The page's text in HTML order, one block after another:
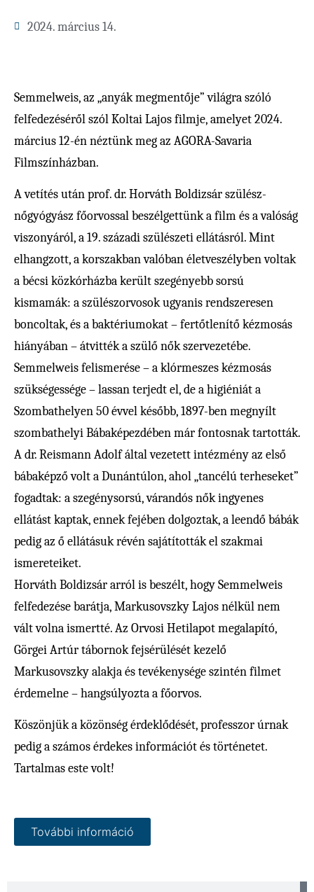
2024. március 14.
Semmelweis, az „anyák megmentője” világra szóló
felfedezéséről szól Koltai Lajos filmje, amelyet 2024.
március 12-én néztünk meg az AGORA-Savaria
Filmszínházban.
A vetítés után prof. dr. Horváth Boldizsár szülész-
nőgyógyász főorvossal beszélgettünk a film és a valóság
viszonyáról, a 19. századi szülészeti ellátásról. Mint
elhangzott, a korszakban valóban életveszélyben voltak
a bécsi közkórházba került szegényebb sorsú
kismamák: a szülészorvosok ugyanis rendszeresen
boncoltak, és a baktériumokat – fertőtlenítő kézmosás
hiányában – átvitték a szülő nők szervezetébe.
Semmelweis felismerése – a klórmeszes kézmosás
szükségessége – lassan terjedt el, de a higiéniát a
Szombathelyen 50 évvel később, 1897-ben megnyílt
szombathelyi Bábaképezdében már fontosnak tartották.
A dr. Reismann Adolf által vezetett intézmény az első
bábaképző volt a Dunántúlon, ahol „tancélú terheseket”
fogadtak: a szegénysorsú, várandós nők ingyenes
ellátást kaptak, ennek fejében dolgoztak, a leendő bábák
pedig az ő ellátásuk révén sajátították el szakmai
ismereteiket.
Horváth Boldizsár arról is beszélt, hogy Semmelweis
felfedezése barátja, Markusovszky Lajos nélkül nem
vált volna ismertté. Az Orvosi Hetilapot megalapító,
Görgei Artúr tábornok fejsérülését kezelő
Markusovszky alakja és tevékenysége szintén filmet
érdemelne – hangsúlyozta a főorvos.
Köszönjük a közönség érdeklődését, professzor úrnak
pedig a számos érdekes információt és történetet.
Tartalmas este volt!
További információ